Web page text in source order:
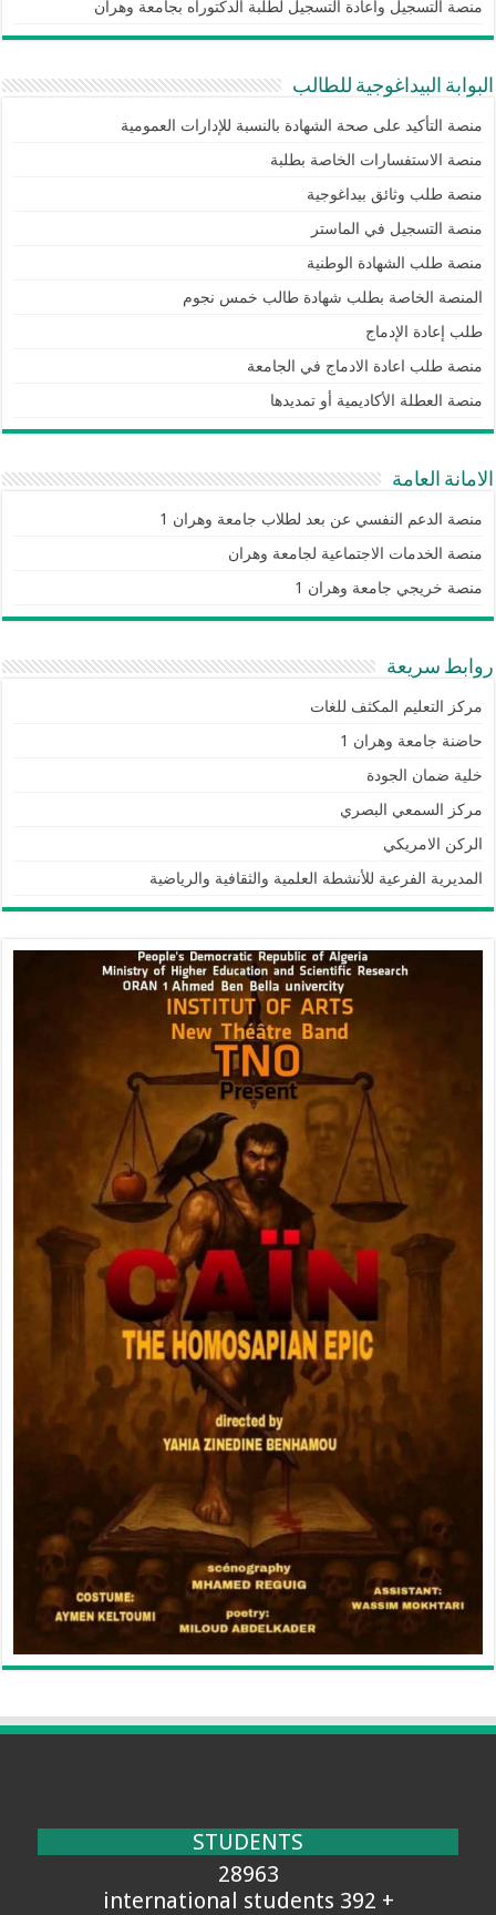
منصة التسجيل واعادة التسجيل لطلبة الدكتوراه بجامعة وهران
البوابة البيداغوجية للطالب
منصة التأكيد على صحة الشهادة بالنسبة للإدارات العمومية
منصة الاستفسارات الخاصة بطلبة
منصة طلب وثائق بيداغوجية
منصة التسجيل في الماستر
منصة طلب الشهادة الوطنية
المنصة الخاصة بطلب شهادة طالب خمس نجوم
طلب إعادة الإدماج
منصة طلب اعادة الادماج في الجامعة
منصة العطلة الأكاديمية أو تمديدها
الامانة العامة
منصة الدعم النفسي عن بعد لطلاب جامعة وهران 1
منصة الخدمات الاجتماعية لجامعة وهران
منصة خريجي جامعة وهران 1
روابط سريعة
مركز التعليم المكثف للغات
حاضنة جامعة وهران 1
خلية ضمان الجودة
مركز السمعي البصري
الركن الامريكي
المديرية الفرعية للأنشطة العلمية والثقافية والرياضية
STUDENTS
28963
+ 392 international students